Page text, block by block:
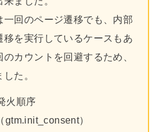
一回のページ遷移でも、内部
移を実行しているケースもあ
カウントを回避するため、
た。
火順序
gtm.init_consent）